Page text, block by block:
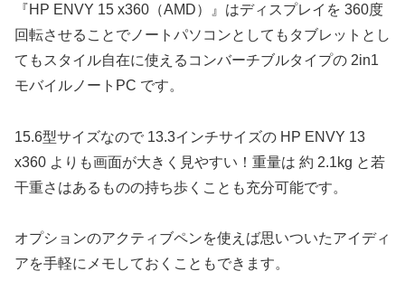
『HP ENVY 15 x360（AMD）』はディスプレイを 360度
回転させることでノートパソコンとしてもタブレットとし
てもスタイル自在に使えるコンバーチブルタイプの 2in1
モバイルノートPC です。
15.6型サイズなので 13.3インチサイズの HP ENVY 13
x360 よりも画面が大きく見やすい！重量は 約 2.1kg と若
干重さはあるものの持ち歩くことも充分可能です。
オプションのアクティブペンを使えば思いついたアイディ
アを手軽にメモしておくこともできます。